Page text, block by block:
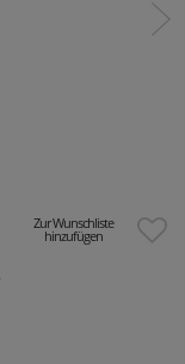
Zur Wunschliste
hinzufügen